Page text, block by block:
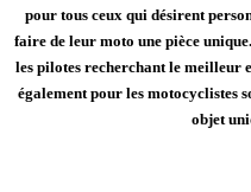
pour tous ceux qui désirent
faire de leur moto une pièce
les pilotes recherchant le meilleur
également pour les motocyclistes
objet